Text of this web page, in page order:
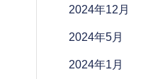
2024年12月
2024年5月
2024年1月